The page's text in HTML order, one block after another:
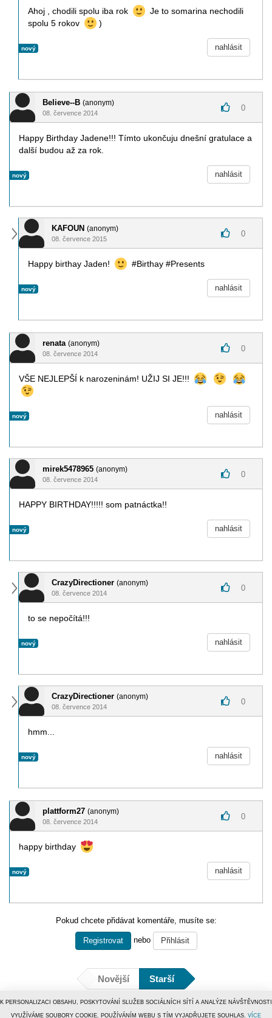
Ahoj , chodili spolu iba rok
Je to somarina nechodili
spolu 5 rokov
)
nový nahlásit
Believe--B (anonym)
08. července 2014
0
Happy Birthday Jadene!!! Tímto ukončuju dnešní gratulace a
další budou až za rok.
nový nahlásit
KAFOUN (anonym)
08. července 2015
0
Happy birthay Jaden! #Birthay #Presents
nový nahlásit
renata (anonym)
08. července 2014
0
VŠE NEJLEPŠÍ k narozeninám! UŽIJ SI JE!!!
nový nahlásit
mirek5478965 (anonym)
08. července 2014
0
HAPPY BIRTHDAY!!!!! som patnáctka!!
nový nahlásit
CrazyDirectioner (anonym)
08. července 2014
0
to se nepočítá!!!
nový nahlásit
CrazyDirectioner (anonym)
08. července 2014
0
hmm...
nový nahlásit
plattform27 (anonym)
08. července 2014
0
happy birthday
nový nahlásit
Pokud chcete přidávat komentáře, musíte se:
Registrovat nebo Přihlásit
Novější Starší
K PERSONALIZACI OBSAHU, POSKYTOVÁNÍ SLUŽEB SOCIÁLNÍCH SÍTÍ A ANALÝZE NÁVŠTĚVNOSTI
VYUŽÍVÁME SOUBORY COOKIE. POUŽÍVÁNÍM WEBU S TÍM VYJADŘUJETE SOUHLAS. VÍCE